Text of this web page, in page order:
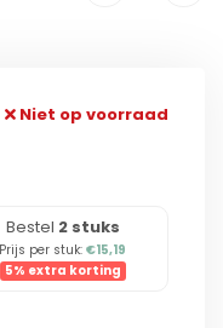
Niet op voorraad
Bestel 2 stuks
Prijs per stuk:€15,19
5% extra korting